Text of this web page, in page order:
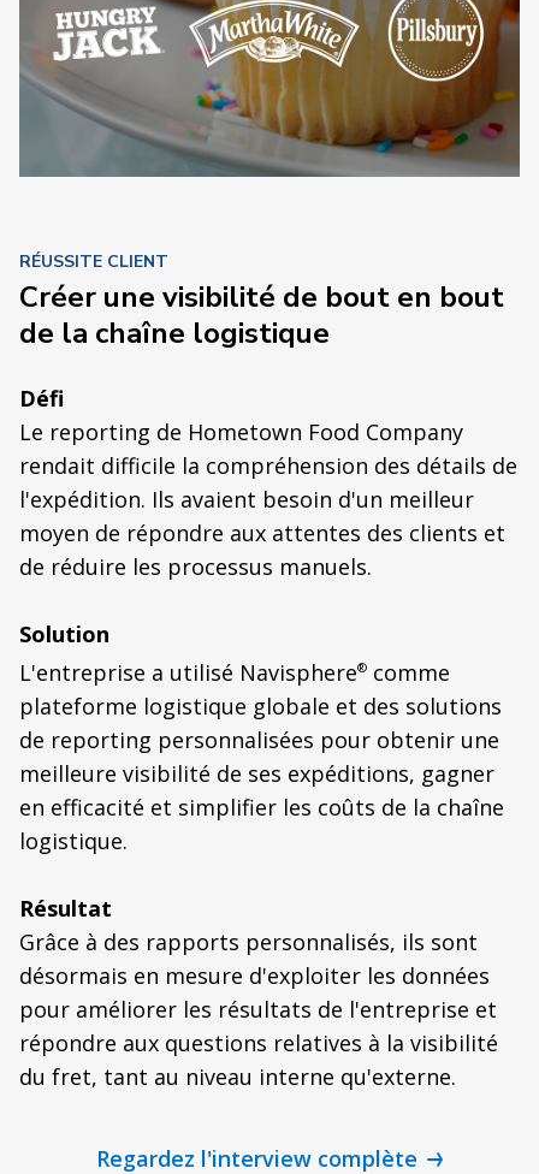
RÉUSSITE CLIENT
Créer une visibilité de bout en bout
de la chaîne logistique
Défi
Le reporting de Hometown Food Company
rendait difficile la compréhension des détails de
l'expédition. Ils avaient besoin d'un meilleur
moyen de répondre aux attentes des clients et
de réduire les processus manuels.
Solution
L'entreprise a utilisé Navisphere® comme
plateforme logistique globale et des solutions
de reporting personnalisées pour obtenir une
meilleure visibilité de ses expéditions, gagner
en efficacité et simplifier les coûts de la chaîne
logistique.
Résultat
Grâce à des rapports personnalisés, ils sont
désormais en mesure d'exploiter les données
pour améliorer les résultats de l'entreprise et
répondre aux questions relatives à la visibilité
du fret, tant au niveau interne qu'externe.
Regardez l'interview complète